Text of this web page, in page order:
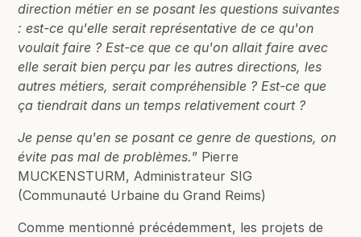
direction métier en se posant les questions suivantes
: est-ce qu'elle serait représentative de ce qu'on
voulait faire ? Est-ce que ce qu'on allait faire avec
elle serait bien perçu par les autres directions, les
autres métiers, serait compréhensible ? Est-ce que
ça tiendrait dans un temps relativement court ?
Je pense qu'en se posant ce genre de questions, on
évite pas mal de problèmes.” Pierre
MUCKENSTURM, Administrateur SIG
(Communauté Urbaine du Grand Reims)
Comme mentionné précédemment, les projets de